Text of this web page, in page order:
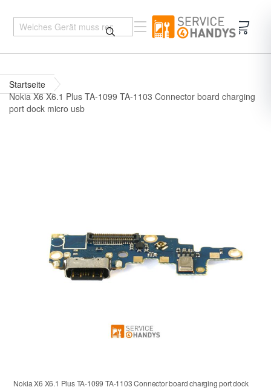
Startseite
Nokia X6 X6.1 Plus TA-1099 TA-1103 Connector board charging
port dock micro usb
Nokia X6 X6.1 Plus TA-1099 TA-1103 Connector board charging port dock